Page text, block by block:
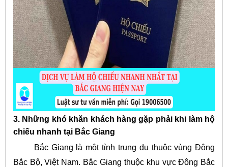
3. Những khó khăn khách hàng gặp phải khi làm hộ
chiếu nhanh tại Bắc Giang
Bắc Giang là một tỉnh trung du thuộc vùng Đông
Bắc Bộ, Việt Nam. Bắc Giang thuộc khu vực Đông Bắc